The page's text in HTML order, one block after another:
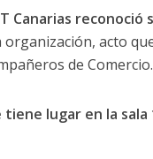
Canarias
organización, acto
de Comercio.
lugar en la